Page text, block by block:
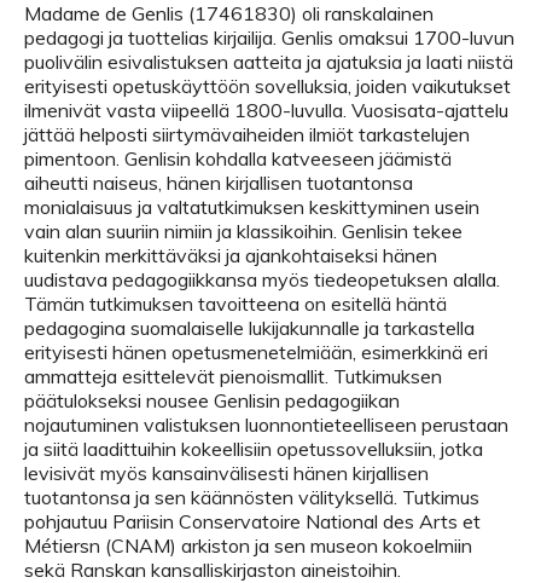
Madame de Genlis (17461830) oli ranskalainen
pedagogi ja tuottelias kirjailija. Genlis omaksui 1700-luvun
puolivälin esivalistuksen aatteita ja ajatuksia ja laati niistä
erityisesti opetuskäyttöön sovelluksia, joiden vaikutukset
ilmenivät vasta viipeellä 1800-luvulla. Vuosisata-ajattelu
jättää helposti siirtymävaiheiden ilmiöt tarkastelujen
pimentoon. Genlisin kohdalla katveeseen jäämistä
aiheutti naiseus, hänen kirjallisen tuotantonsa
monialaisuus ja valtatutkimuksen keskittyminen usein
vain alan suuriin nimiin ja klassikoihin. Genlisin tekee
kuitenkin merkittäväksi ja ajankohtaiseksi hänen
uudistava pedagogiikkansa myös tiedeopetuksen alalla.
Tämän tutkimuksen tavoitteena on esitellä häntä
pedagogina suomalaiselle lukijakunnalle ja tarkastella
erityisesti hänen opetusmenetelmiään, esimerkkinä eri
ammatteja esittelevät pienoismallit. Tutkimuksen
päätulokseksi nousee Genlisin pedagogiikan
nojautuminen valistuksen luonnontieteelliseen perustaan
ja siitä laadittuihin kokeellisiin opetussovelluksiin, jotka
levisivät myös kansainvälisesti hänen kirjallisen
tuotantonsa ja sen käännösten välityksellä. Tutkimus
pohjautuu Pariisin Conservatoire National des Arts et
Métiersn (CNAM) arkiston ja sen museon kokoelmiin
sekä Ranskan kansalliskirjaston aineistoihin.